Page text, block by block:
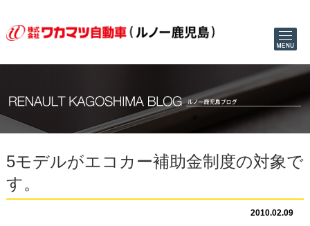
5モデルがエコカー補助金制度の対象で
す。
2010.02.09